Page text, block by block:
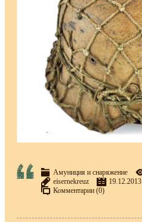
Амуниция и снаряжение
eisernekreuz
19.12.2013
Комментарии (0)